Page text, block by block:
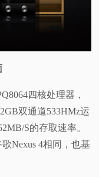
四核处理器，
双通道533HMz运
S的存取速率。
Nexus 4相同，也基